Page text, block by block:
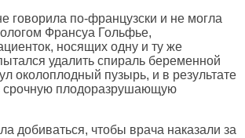
говорила по-французски и не могла
Франсуа Гольфье,
носящих одну и ту же
удалить спираль беременной
околоплодный пузырь, и в результате
срочную плодоразрушающую
добиваться, чтобы врача наказали за